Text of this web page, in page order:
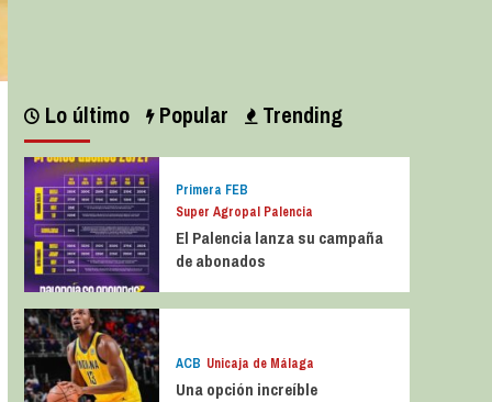
Lo último Popular Trending
Primera FEB
Super Agropal Palencia
El Palencia lanza su campaña
de abonados
ACB Unicaja de Málaga
Una opción increíble